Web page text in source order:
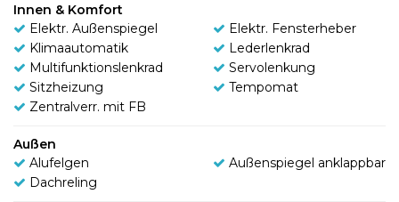
Innen & Komfort
Elektr. Außenspiegel
Elektr. Fensterheber
Klimaautomatik
Lederlenkrad
Multifunktionslenkrad
Servolenkung
Sitzheizung
Tempomat
Zentralverr. mit FB
Außen
Alufelgen
Außenspiegel anklappbar
Dachreling